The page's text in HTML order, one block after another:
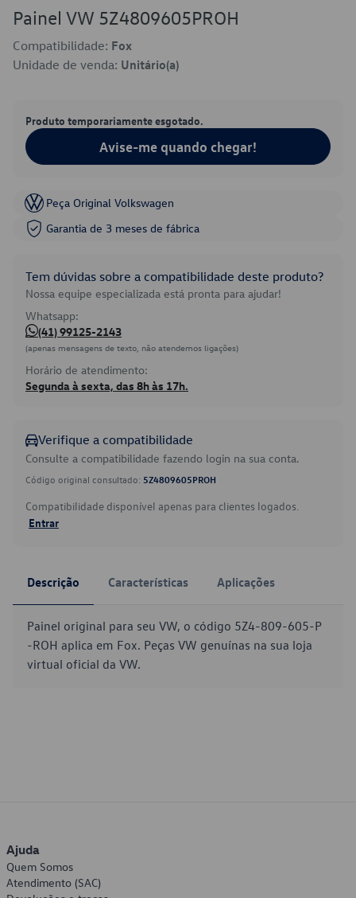
Painel VW 5Z4809605PROH
Compatibilidade: Fox
Unidade de venda: Unitário(a)
Produto temporariamente esgotado.
Avise-me quando chegar!
Peça Original Volkswagen
Garantia de 3 meses de fábrica
Tem dúvidas sobre a compatibilidade deste produto?
Nossa equipe especializada está pronta para ajudar!
Whatsapp:
(41) 99125-2143
(apenas mensagens de texto, não atendemos ligações)
Horário de atendimento:
Segunda à sexta, das 8h às 17h.
Verifique a compatibilidade
Consulte a compatibilidade fazendo login na sua conta.
Código original consultado: 5Z4809605PROH
Compatibilidade disponível apenas para clientes logados.
Entrar
Descrição Características Aplicações
Painel original para seu VW, o código 5Z4-809-605-P
-ROH aplica em Fox. Peças VW genuínas na sua loja
virtual oficial da VW.
Ajuda
Quem Somos
Atendimento (SAC)